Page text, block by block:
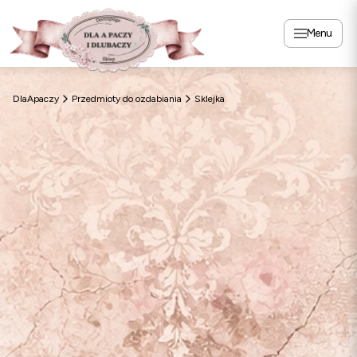
Menu
DlaApaczy Przedmioty do ozdabiania Sklejka